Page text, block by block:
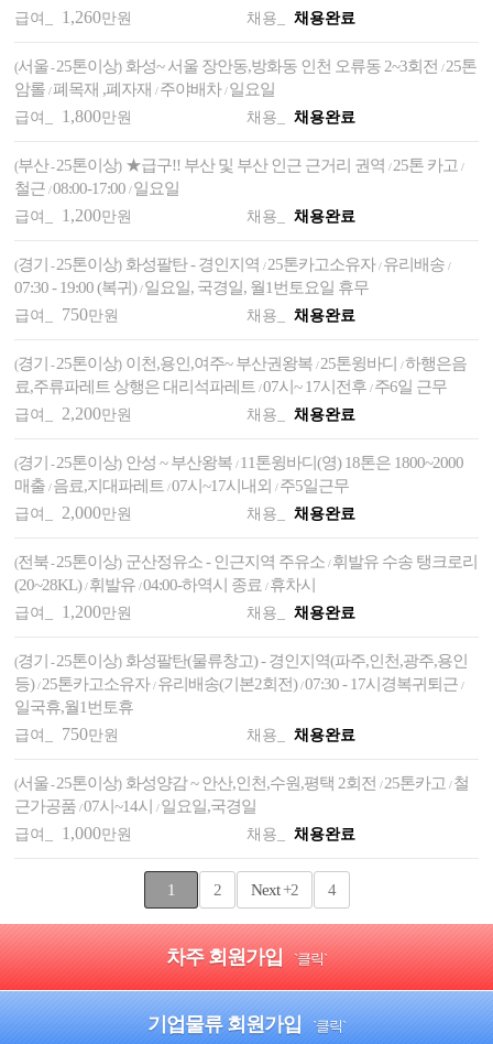
급여_ 1,260만원 채용_ 채용완료
(서울-25톤이상) 화성~ 서울 장안동,방화동 인천 오류동 2~3회전/ 25톤
암롤/폐목재 ,폐자재/ 주야배차/ 일요일
급여_ 1,800만원 채용_ 채용완료
(부산-25톤이상) ★급구!! 부산 및 부산 인근 근거리 권역/ 25톤 카고/
철근/08:00-17:00/ 일요일
급여_ 1,200만원 채용_ 채용완료
(경기 -25톤이상) 화성팔탄 - 경인지역/ 25톤카고소유자/ 유리배송/
07:30 - 19:00 (복귀)/ 일요일, 국경일, 월1번토요일 휴무
급여_ 750만원 채용_ 채용완료
(경기 -25톤이상) 이천,용인,여주~ 부산권왕복/ 25톤윙바디/하행은음
료,주류파레트 상행은 대리석파레트/07시~ 17시전후/ 주6일 근무
급여_2,200만원 채용_ 채용완료
(경기 -25톤이상) 안성 ~ 부산왕복/ 11톤윙바디(영) 18톤은 1800~2000
매출/ 음료,지대파레트/07시~17시내외/ 주5일근무
급여_2,000만원 채용_ 채용완료
(전북-25톤이상) 군산정유소 - 인근지역 주유소/ 휘발유 수송 탱크로리
(20~28KL)/ 휘발유/04:00-하역시 종료/ 휴차시
급여_ 1,200만원 채용_ 채용완료
(경기 -25톤이상) 화성팔탄(물류창고) - 경인지역(파주,인천,광주,용인
등)/ 25톤카고소유자/ 유리배송(기본2회전)/07:30 - 17시경복귀퇴근/
일국휴,월1번토휴
급여_ 750만원 채용_ 채용완료
(서울-25톤이상) 화성양감 ~ 안산,인천,수원,평택 2회전/ 25톤카고/ 철
근가공품/07시~14시/ 일요일,국경일
급여_ 1,000만원 채용_ 채용완료
1 2 Next+2 4
차주 회원가입 `클릭`
기업물류 회원가입 `클릭`